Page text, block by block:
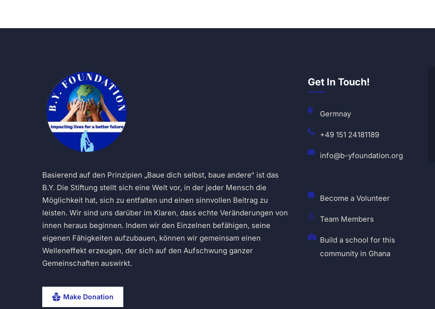
Basierend auf den Prinzipien „Baue dich selbst, baue andere“ ist das
B.Y. Die Stiftung stellt sich eine Welt vor, in der jeder Mensch die
Möglichkeit hat, sich zu entfalten und einen sinnvollen Beitrag zu
leisten. Wir sind uns darüber im Klaren, dass echte Veränderungen von
innen heraus beginnen. Indem wir den Einzelnen befähigen, seine
eigenen Fähigkeiten aufzubauen, können wir gemeinsam einen
Welleneffekt erzeugen, der sich auf den Aufschwung ganzer
Gemeinschaften auswirkt.
Make Donation
Get In Touch!
Germnay
+49 151 24181189
info@b-yfoundation.org
Become a Volunteer
Team Members
Build a school for this
community in Ghana